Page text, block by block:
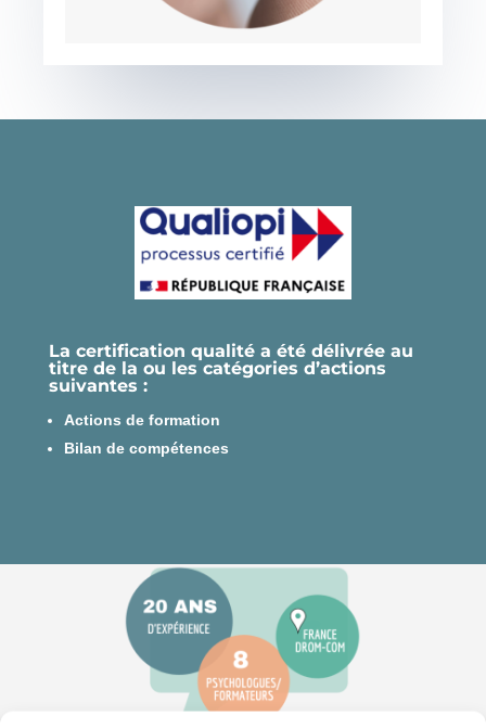
La certification qualité a été délivrée au
titre de la ou les catégories d’actions
suivantes :
Actions de formation
Bilan de compétences